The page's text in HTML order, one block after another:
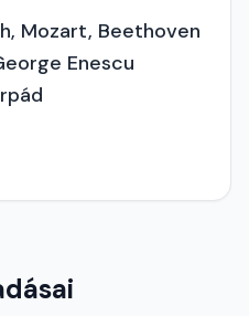
Mozart, Beethoven
Enescu